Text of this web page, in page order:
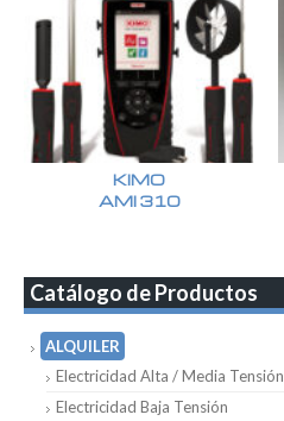
KIMO
AMI 310
Catálogo de Productos
ALQUILER
Electricidad Alta / Media Tensión
Electricidad Baja Tensión